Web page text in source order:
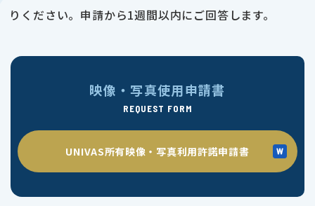
りください。申請から1週間以内にご回答します。
映像・写真使用申請書
REQUEST FORM
UNIVAS所有映像・写真利用許諾申請書